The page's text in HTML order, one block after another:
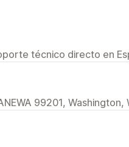
técnico directo en
99201, Washington,